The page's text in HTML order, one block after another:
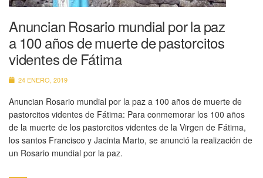
Anuncian Rosario mundial por la paz
a 100 años de muerte de pastorcitos
videntes de Fátima
24 ENERO, 2019
Anuncian Rosario mundial por la paz a 100 años de muerte de
pastorcitos videntes de Fátima: Para conmemorar los 100 años
de la muerte de los pastorcitos videntes de la Virgen de Fátima,
los santos Francisco y Jacinta Marto, se anunció la realización de
un Rosario mundial por la paz.